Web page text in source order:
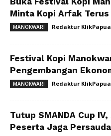
Minta Kopi Arfak
MANOKWARI Redaktur KlikPapua
Festival Kopi
Pengembangan
MANOKWARI Redaktur KlikPapua
Tutup SMANDA Cup
Peserta Jaga